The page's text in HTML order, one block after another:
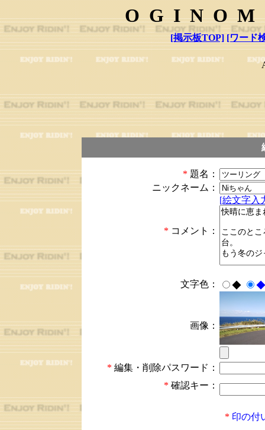
[掲示板TOP] [ワード
* 題名：
ニックネーム：
* コメント：
[絵文字入
文字色： ◆ ◆
画像：
* 編集・削除パスワード：
* 確認キー：
* 印の付